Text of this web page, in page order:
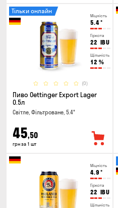
Міцність
5.4°
Гіркота
22 IBU
Щільність
12 %
(0)
Тільки онлайн
Пиво Oettinger Export Lager
0.5л
Світле, Фільтроване, 5.4°
45,50
грн за 1 шт
Міцність
4.9 °
Гіркота
22 IBU
Щільність